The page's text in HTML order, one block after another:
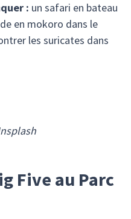
: un safari en bateau
en mokoro dans le
les suricates dans
Five au Parc